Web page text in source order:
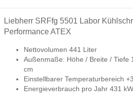
Liebherr SRFfg 5501 Labor
Performance ATEX
Nettovolumen 441 Liter
Außenmaße: Höhe / Breite / Tiefe
cm
Einstellbarer Temperaturbereich
Energieverbrauch pro Jahr 431